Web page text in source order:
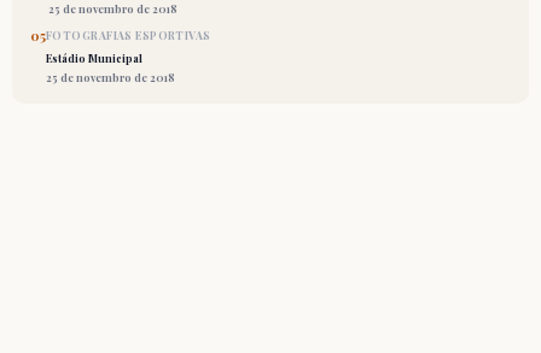
25 de novembro de 2018
05FOTOGRAFIAS ESPORTIVAS
Estádio Municipal
25 de novembro de 2018